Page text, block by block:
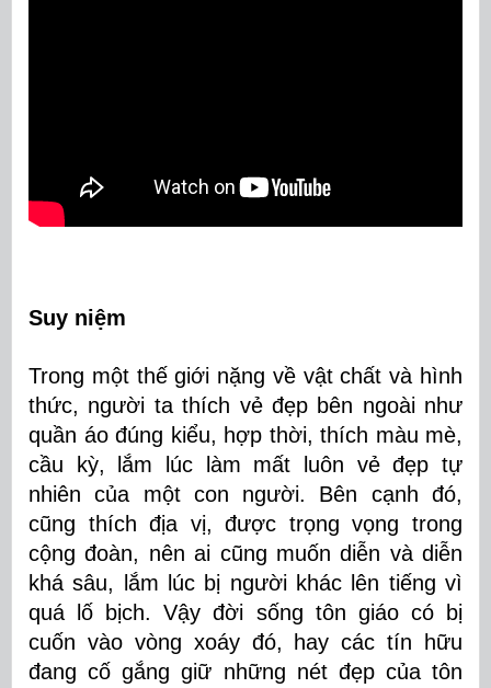
Suy niệm
Trong một thế giới nặng về vật chất và hình
thức, người ta thích vẻ đẹp bên ngoài như
quần áo đúng kiểu, hợp thời, thích màu mè,
cầu kỳ, lắm lúc làm mất luôn vẻ đẹp tự
nhiên của một con người. Bên cạnh đó,
cũng thích địa vị, được trọng vọng trong
cộng đoàn, nên ai cũng muốn diễn và diễn
khá sâu, lắm lúc bị người khác lên tiếng vì
quá lố bịch. Vậy đời sống tôn giáo có bị
cuốn vào vòng xoáy đó, hay các tín hữu
đang cố gắng giữ những nét đẹp của tôn